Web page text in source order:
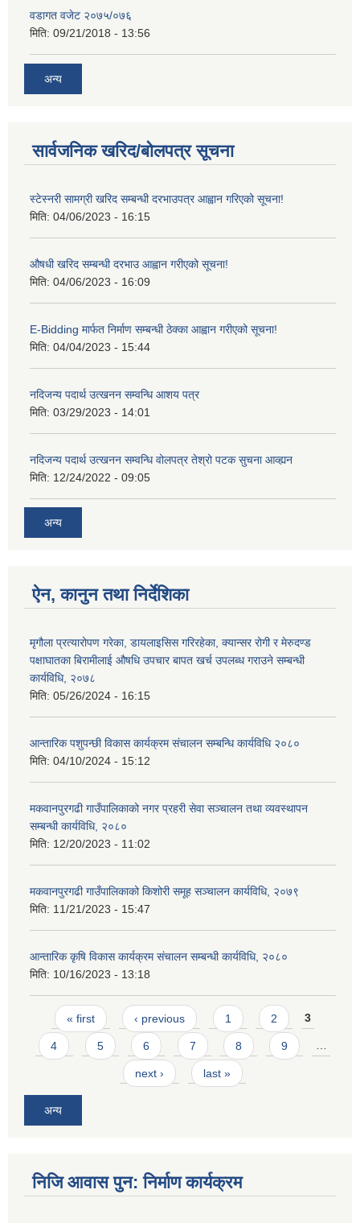
वडागत वजेट २०७५/०७६
मिति: 09/21/2018 - 13:56
अन्य
सार्वजनिक खरिद/बोलपत्र सूचना
स्टेस्नरी सामग्री खरिद सम्बन्धी दरभाउपत्र आह्वान गरिएको सूचना!
मिति: 04/06/2023 - 16:15
औषधी खरिद सम्बन्धी दरभाउ आह्वान गरीएको सूचना!
मिति: 04/06/2023 - 16:09
E-Bidding मार्फत निर्माण सम्बन्धी ठेक्का आह्वान गरीएको सूचना!
मिति: 04/04/2023 - 15:44
नदिजन्य पदार्थ उत्खनन सम्वन्धि आशय पत्र
मिति: 03/29/2023 - 14:01
नदिजन्य पदार्थ उत्खनन सम्वन्धि वोलपत्र तेश्रो पटक सुचना आव्ह्यन
मिति: 12/24/2022 - 09:05
अन्य
ऐन, कानुन तथा निर्देशिका
मृगौला प्रत्यारोपण गरेका, डायलाइसिस गरिरहेका, क्यान्सर रोगी र मेरुदण्‍ड
पक्षाघातका बिरामीलाई ‍औषधि उपचार बापत खर्च उपलब्ध गराउने सम्बन्धी
कार्यविधि, २०७८
मिति: 05/26/2024 - 16:15
आन्तारिक पशुपन्छी विकास कार्यक्रम संचालन सम्बन्धि कार्यविधि २०८०
मिति: 04/10/2024 - 15:12
मकवानपुरगढी गाउँपालिकाको नगर प्रहरी सेवा सञ्‍चालन तथा व्‍यवस्‍थापन
सम्बन्धी कार्यविधि, २०८०
मिति: 12/20/2023 - 11:02
मकवानपुरगढी गाउँपालिकाको किशोरी समूह सञ्‍चालन कार्यविधि, २०७९
मिति: 11/21/2023 - 15:47
आन्तारिक कृषि विकास कार्यक्रम संचालन सम्बन्धी कार्यविधि, २०८०
मिति: 10/16/2023 - 13:18
Pages
« first ‹ previous 1 2 3
4 5 6 7 8 9 …
next › last »
अन्य
निजि आवास पुन: निर्माण कार्यक्रम